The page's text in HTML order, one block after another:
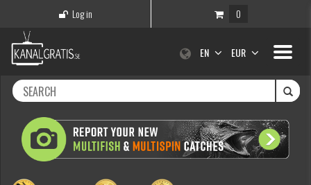
Log in 0
Toggle
EN EUR